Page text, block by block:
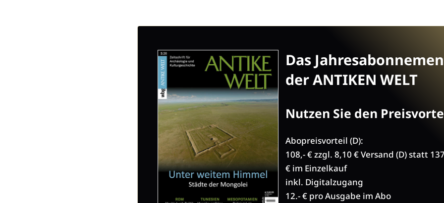
Das
der ANTIKEN WELT
Nutzen Sie den
Abopreisvorteil (D):
108,- € zzgl. 8,10 € Versand (D) statt
€ im Einzelkauf
inkl. Digitalzugang
12.- € pro Ausgabe im Abo